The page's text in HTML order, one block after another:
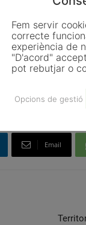
la presència i
institucions
Email
Fem servir
correcte
experiència de
"D'acord"
pot rebutjar o
Opcions de gestió